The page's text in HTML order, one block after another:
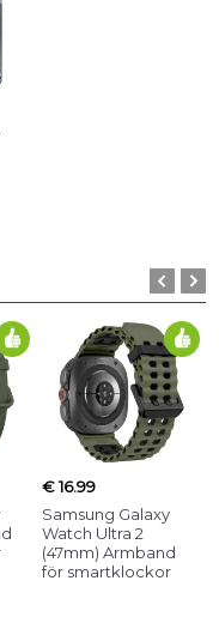
€ 16.99
Samsung Galaxy
Watch Ultra 2
(47mm) Armband
för smartklockor